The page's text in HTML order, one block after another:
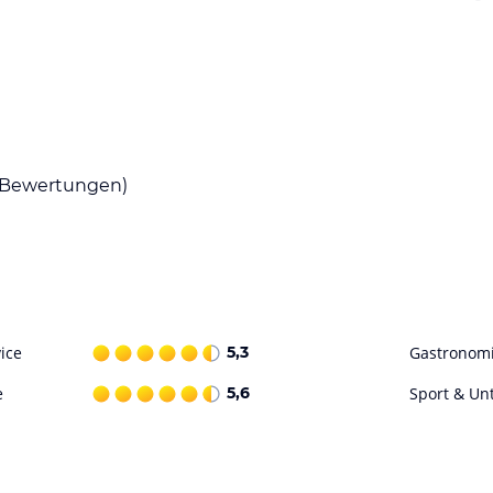
in dem Sie sich entspannen können.
bleiben können.
Gewähr. Bitte lies vor der Buchung die
Bewertungen)
5,3
5,6 Sport &